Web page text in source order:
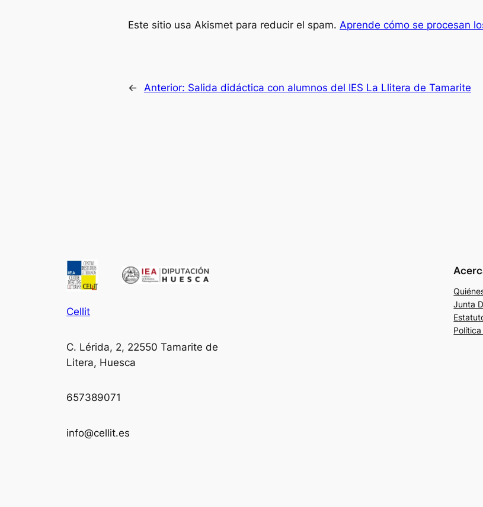
Este sitio usa Akismet para reducir el spam. Aprende cómo se procesan
← Anterior: Salida didáctica con alumnos del IES La Llitera de Tamarite
Cellit
C. Lérida, 2, 22550 Tamarite de
Litera, Huesca
657389071
info@cellit.es
Junta